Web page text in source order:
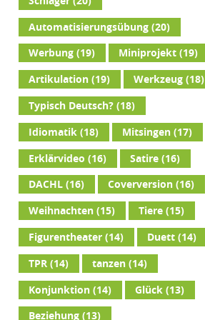
Automatisierungsübung (20)
Werbung (19) Miniprojekt (19)
Artikulation (19) Werkzeug (18)
Typisch Deutsch? (18)
Idiomatik (18) Mitsingen (17)
Erklärvideo (16) Satire (16)
DACHL (16) Coverversion (16)
Weihnachten (15) Tiere (15)
Figurentheater (14) Duett (14)
TPR (14) tanzen (14)
Konjunktion (14) Glück (13)
Beziehung (13)